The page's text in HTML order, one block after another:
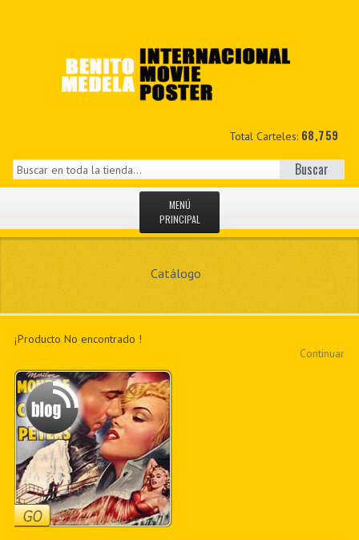
Total Carteles: 68,759
Buscar
MENÚ
PRINCIPAL
NOVEDADES
MIS DATOS
PDF BOOKS
CUSTOM PDF
Catálogo
¡Producto No encontrado !
Continuar